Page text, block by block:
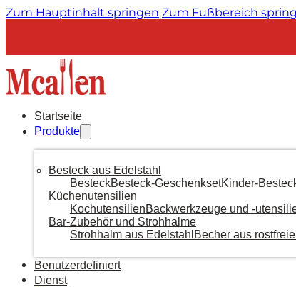
Zum Hauptinhalt springen Zum Fußbereich
Startseite
Produkte
Besteck aus Edelstahl
BesteckBesteck-GeschenksetKinder-
Küchenutensilien
KochutensilienBackwerkzeuge und -
Bar-Zubehör und Strohhalme
Strohhalm aus Edelstahl Becher aus
Benutzerdefiniert
Dienst